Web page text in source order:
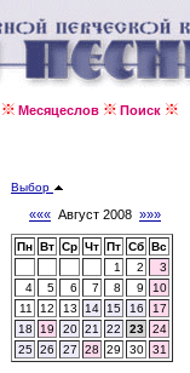
Месяцеслов
Поиск
Выбор
««« Август 2008 »»»
Пн Вт Ср Чт Пт Сб Вс
1
2
3
4
5 6 7 8 9
10
11
12 13 14 15 16
17
18
19 20 21 22 23
24
25 26 27 28 29 30 31